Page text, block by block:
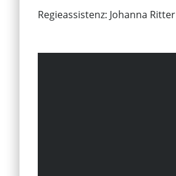
Regieassistenz: Johanna Ritter